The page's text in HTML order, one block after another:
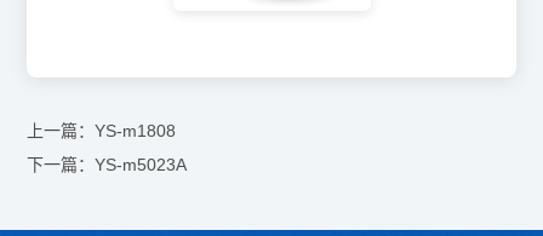
上一篇：YS-m1808
下一篇：YS-m5023A